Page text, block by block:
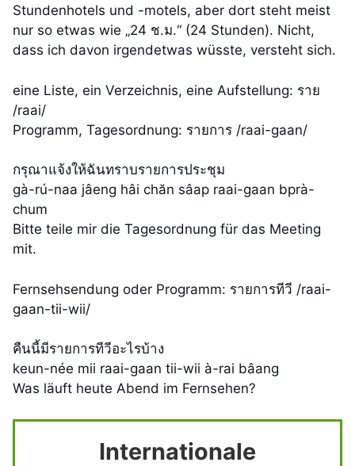
Stundenhotels und -motels, aber dort steht meist
nur so etwas wie „24 ช.ม.“ (24 Stunden). Nicht,
dass ich davon irgendetwas wüsste, versteht sich.
eine Liste, ein Verzeichnis, eine Aufstellung: ราย
/raai/
Programm, Tagesordnung: รายการ /raai-gaan/
กรุณาแจ้งให้ฉันทราบรายการประชุม
gà-rú-naa jâeng hâi chăn sâap raai-gaan bprà-
chum
Bitte teile mir die Tagesordnung für das Meeting
mit.
Fernsehsendung oder Programm: รายการทีวี /raai-
gaan-tii-wii/
คืนนี้มีรายการทีวีอะไรบ้าง
keun-née mii raai-gaan tii-wii à-rai bâang
Was läuft heute Abend im Fernsehen?
Internationale